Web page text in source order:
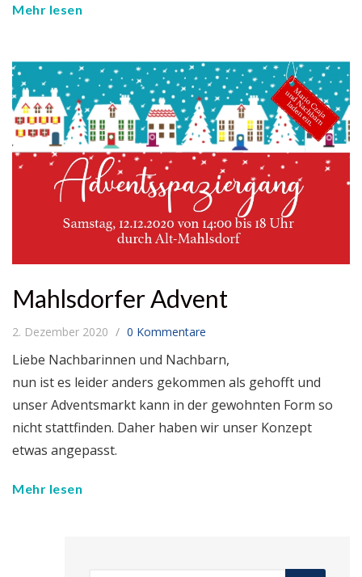
Mehr lesen
Mahlsdorfer Advent
2. Dezember 2020 0 Kommentare
Liebe Nachbarinnen und Nachbarn,
nun ist es leider anders gekommen als gehofft und
unser Adventsmarkt kann in der gewohnten Form so
nicht stattfinden. Daher haben wir unser Konzept
etwas angepasst.
Mehr lesen